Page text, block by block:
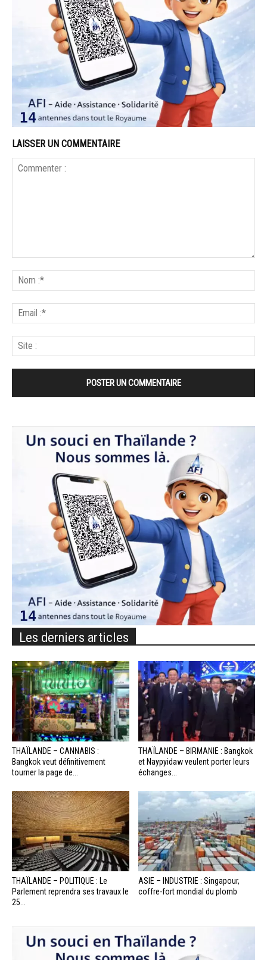
LAISSER UN COMMENTAIRE
Les derniers articles
THAÏLANDE – CANNABIS :
Bangkok veut définitivement
tourner la page de...
THAÏLANDE – BIRMANIE : Bangkok
et Naypyidaw veulent porter leurs
échanges...
THAÏLANDE – POLITIQUE : Le
Parlement reprendra ses travaux le
25...
ASIE – INDUSTRIE : Singapour,
coffre-fort mondial du plomb